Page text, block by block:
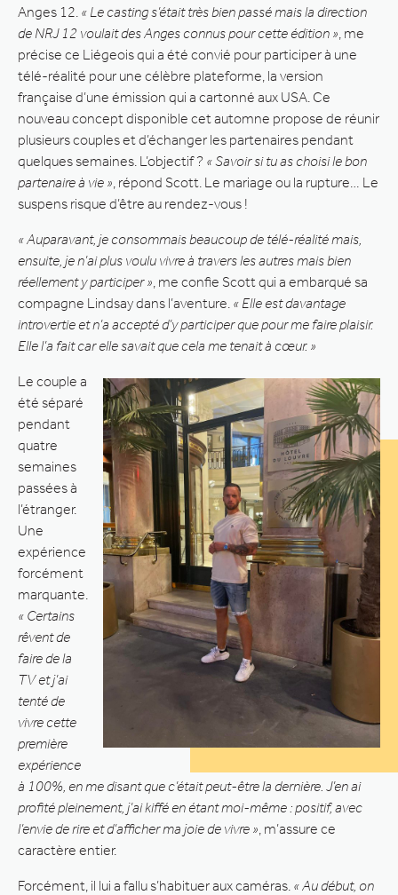
Anges 12. « Le casting s’était très bien passé mais la direction
de NRJ 12 voulait des Anges connus pour cette édition » , me
précise ce Liégeois qui a été convié pour participer à une
télé-réalité pour une célèbre plateforme, la version
française d’une émission qui a cartonné aux USA. Ce
nouveau concept disponible cet automne propose de réunir
plusieurs couples et d’échanger les partenaires pendant
quelques semaines. L’objectif ? « Savoir si tu as choisi le bon
partenaire à vie » , répond Scott. Le mariage ou la rupture… Le
suspens risque d’être au rendez-vous !
« Auparavant, je consommais beaucoup de télé-réalité mais,
ensuite, je n’ai plus voulu vivre à travers les autres mais bien
réellement y participer » , me confie Scott qui a embarqué sa
compagne Lindsay dans l’aventure. « Elle est davantage
introvertie et n’a accepté d’y participer que pour me faire plaisir.
Elle l’a fait car elle savait que cela me tenait à cœur. »
Le couple a
été séparé
pendant
quatre
semaines
passées à
l’étranger.
Une
expérience
forcément
marquante.
« Certains
rêvent de
faire de la
TV et j’ai
tenté de
vivre cette
première
expérience
à 100%, en me disant que c’était peut-être la dernière. J’en ai
profité pleinement, j’ai kiffé en étant moi-même : positif, avec
l’envie de rire et d’afficher ma joie de vivre » , m’assure ce
caractère entier.
Forcément, il lui a fallu s’habituer aux caméras. « Au début, on